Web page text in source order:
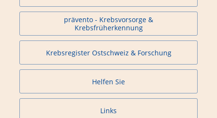
prävento - Krebsvorsorge &
Krebsfrüherkennung
Krebsregister Ostschweiz & Forschung
Helfen Sie
Links